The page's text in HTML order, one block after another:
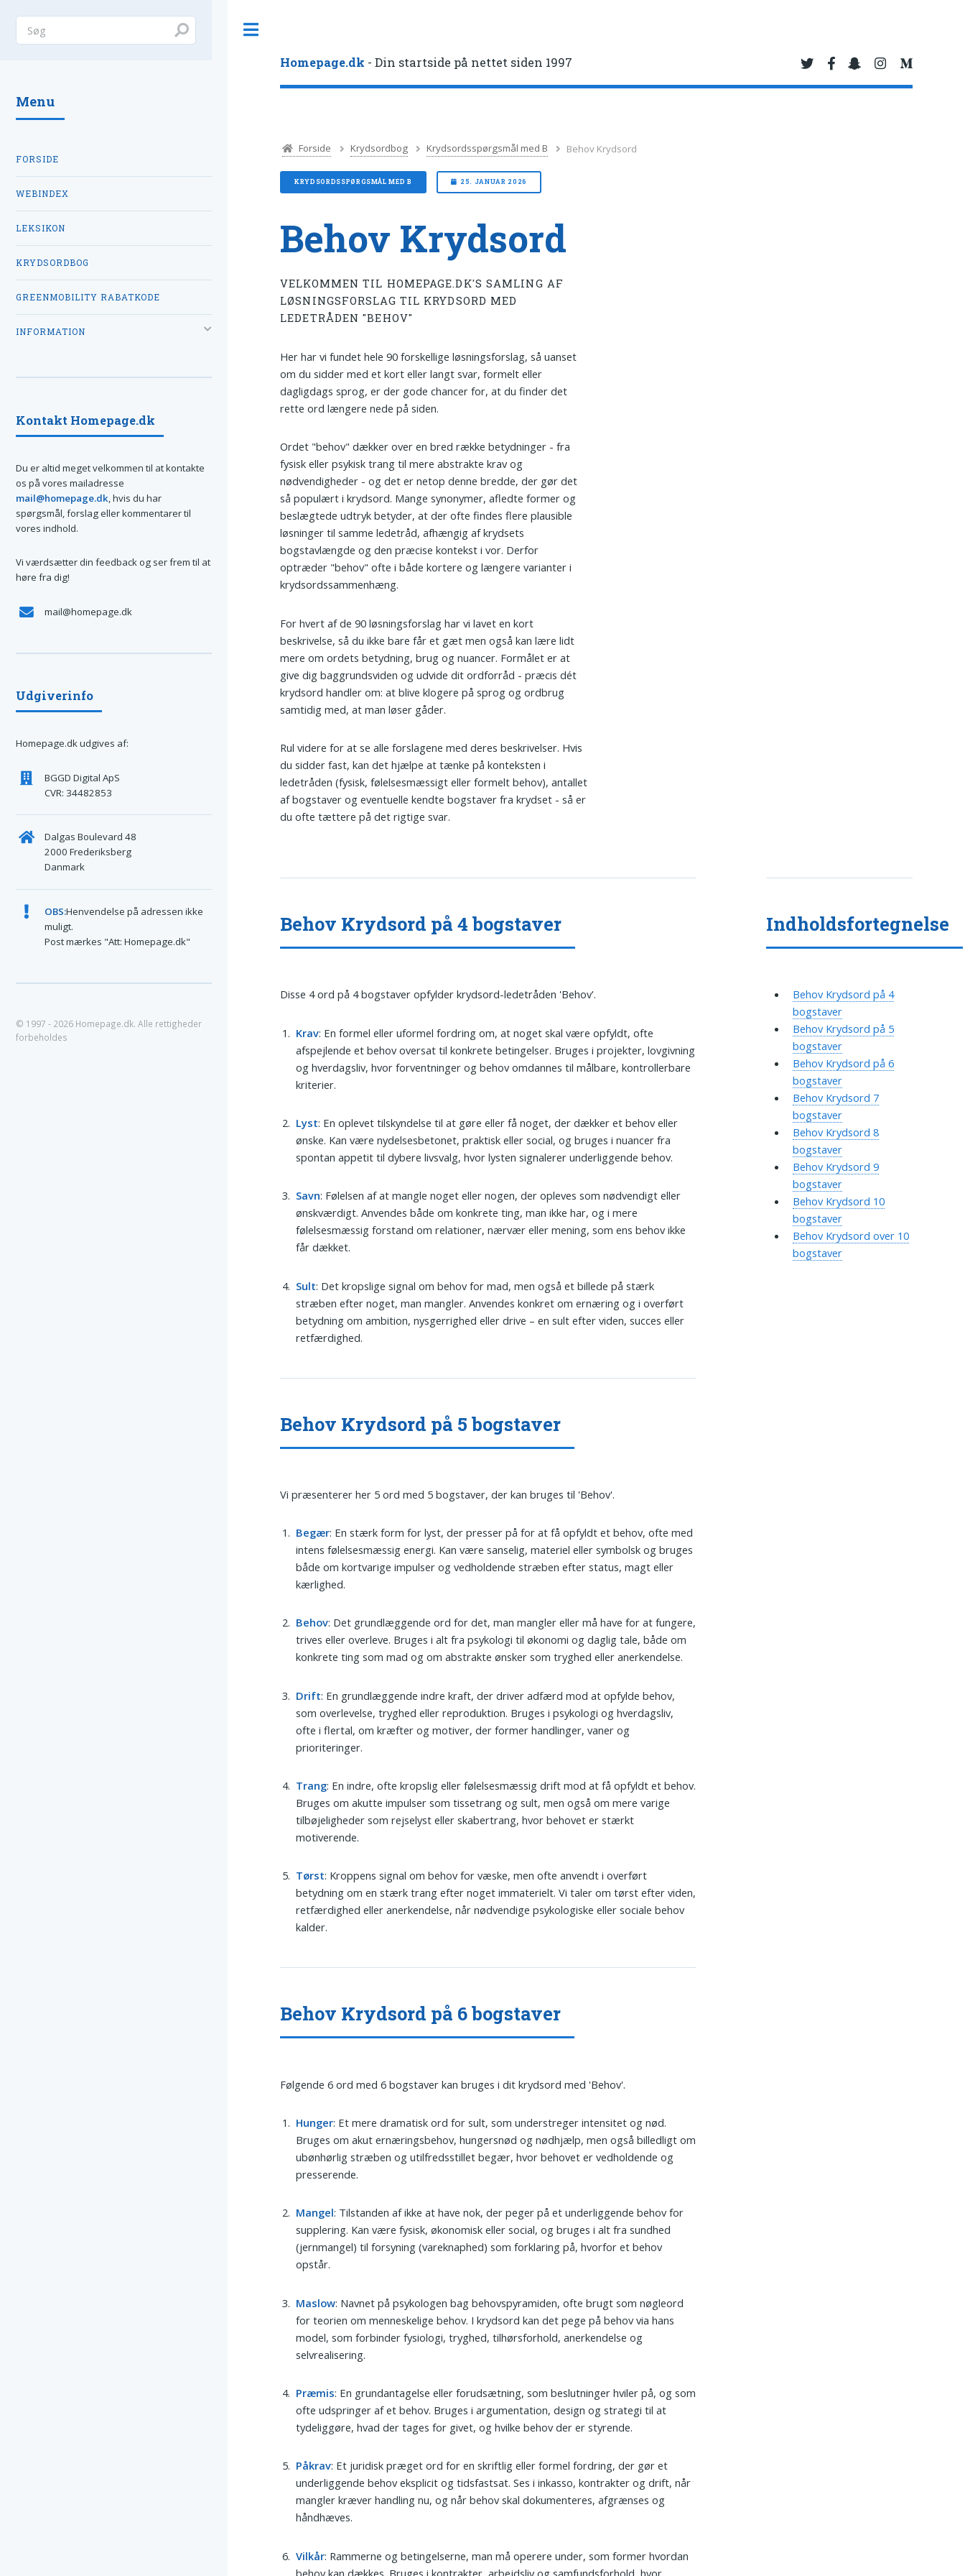
Homepage.dk - Din startside på nettet siden 1997
Forside Krydsordbog Krydsordsspørgsmål med B Behov Krydsord
KRYDSORDSSPØRGSMÅL MED B 25. JANUAR 2026
Behov Krydsord
VELKOMMEN TIL HOMEPAGE.DK'S SAMLING AF
LØSNINGSFORSLAG TIL KRYDSORD MED
LEDETRÅDEN "BEHOV"
Her har vi fundet hele 90 forskellige løsningsforslag, så uanset
om du sidder med et kort eller langt svar, formelt eller
dagligdags sprog, er der gode chancer for, at du finder det
rette ord længere nede på siden.
Ordet "behov" dækker over en bred række betydninger - fra
fysisk eller psykisk trang til mere abstrakte krav og
nødvendigheder - og det er netop denne bredde, der gør det
så populært i krydsord. Mange synonymer, afledte former og
beslægtede udtryk betyder, at der ofte findes flere plausible
løsninger til samme ledetråd, afhængig af krydsets
bogstavlængde og den præcise kontekst i vor. Derfor
optræder "behov" ofte i både kortere og længere varianter i
krydsordssammenhæng.
For hvert af de 90 løsningsforslag har vi lavet en kort
beskrivelse, så du ikke bare får et gæt men også kan lære lidt
mere om ordets betydning, brug og nuancer. Formålet er at
give dig baggrundsviden og udvide dit ordforråd - præcis dét
krydsord handler om: at blive klogere på sprog og ordbrug
samtidig med, at man løser gåder.
Rul videre for at se alle forslagene med deres beskrivelser. Hvis
du sidder fast, kan det hjælpe at tænke på konteksten i
ledetråden (fysisk, følelsesmæssigt eller formelt behov), antallet
af bogstaver og eventuelle kendte bogstaver fra krydset - så er
du ofte tættere på det rigtige svar.
Behov Krydsord på 4 bogstaver
Disse 4 ord på 4 bogstaver opfylder krydsord-ledetråden 'Behov'.
Krav: En formel eller uformel fordring om, at noget skal være opfyldt, ofte
afspejlende et behov oversat til konkrete betingelser. Bruges i projekter, lovgivning
og hverdagsliv, hvor forventninger og behov omdannes til målbare, kontrollerbare
kriterier.
Lyst: En oplevet tilskyndelse til at gøre eller få noget, der dækker et behov eller
ønske. Kan være nydelsesbetonet, praktisk eller social, og bruges i nuancer fra
spontan appetit til dybere livsvalg, hvor lysten signalerer underliggende behov.
Savn: Følelsen af at mangle noget eller nogen, der opleves som nødvendigt eller
ønskværdigt. Anvendes både om konkrete ting, man ikke har, og i mere
følelsesmæssig forstand om relationer, nærvær eller mening, som ens behov ikke
får dækket.
Sult: Det kropslige signal om behov for mad, men også et billede på stærk
stræben efter noget, man mangler. Anvendes konkret om ernæring og i overført
betydning om ambition, nysgerrighed eller drive – en sult efter viden, succes eller
retfærdighed.
Behov Krydsord på 5 bogstaver
Vi præsenterer her 5 ord med 5 bogstaver, der kan bruges til 'Behov'.
Begær: En stærk form for lyst, der presser på for at få opfyldt et behov, ofte med
intens følelsesmæssig energi. Kan være sanselig, materiel eller symbolsk og bruges
både om kortvarige impulser og vedholdende stræben efter status, magt eller
kærlighed.
Behov: Det grundlæggende ord for det, man mangler eller må have for at fungere,
trives eller overleve. Bruges i alt fra psykologi til økonomi og daglig tale, både om
konkrete ting som mad og om abstrakte ønsker som tryghed eller anerkendelse.
Drift: En grundlæggende indre kraft, der driver adfærd mod at opfylde behov,
som overlevelse, tryghed eller reproduktion. Bruges i psykologi og hverdagsliv,
ofte i flertal, om kræfter og motiver, der former handlinger, vaner og
prioriteringer.
Trang: En indre, ofte kropslig eller følelsesmæssig drift mod at få opfyldt et behov.
Bruges om akutte impulser som tissetrang og sult, men også om mere varige
tilbøjeligheder som rejselyst eller skabertrang, hvor behovet er stærkt
motiverende.
Tørst: Kroppens signal om behov for væske, men ofte anvendt i overført
betydning om en stærk trang efter noget immaterielt. Vi taler om tørst efter viden,
retfærdighed eller anerkendelse, når nødvendige psykologiske eller sociale behov
kalder.
Behov Krydsord på 6 bogstaver
Følgende 6 ord med 6 bogstaver kan bruges i dit krydsord med 'Behov'.
Hunger: Et mere dramatisk ord for sult, som understreger intensitet og nød.
Bruges om akut ernæringsbehov, hungersnød og nødhjælp, men også billedligt om
ubønhørlig stræben og utilfredsstillet begær, hvor behovet er vedholdende og
presserende.
Mangel: Tilstanden af ikke at have nok, der peger på et underliggende behov for
supplering. Kan være fysisk, økonomisk eller social, og bruges i alt fra sundhed
(jernmangel) til forsyning (vareknaphed) som forklaring på, hvorfor et behov
opstår.
Maslow: Navnet på psykologen bag behovspyramiden, ofte brugt som nøgleord
for teorien om menneskelige behov. I krydsord kan det pege på behov via hans
model, som forbinder fysiologi, tryghed, tilhørsforhold, anerkendelse og
selvrealisering.
Præmis: En grundantagelse eller forudsætning, som beslutninger hviler på, og som
ofte udspringer af et behov. Bruges i argumentation, design og strategi til at
tydeliggøre, hvad der tages for givet, og hvilke behov der er styrende.
Påkrav: Et juridisk præget ord for en skriftlig eller formel fordring, der gør et
underliggende behov eksplicit og tidsfastsat. Ses i inkasso, kontrakter og drift, når
mangler kræver handling nu, og når behov skal dokumenteres, afgrænses og
håndhæves.
Vilkår: Rammerne og betingelserne, man må operere under, som former hvordan
behov kan dækkes. Bruges i kontrakter, arbejdsliv og samfundsforhold, hvor
Indholdsfortegnelse
Behov Krydsord på 4
bogstaver
Behov Krydsord på 5
bogstaver
Behov Krydsord på 6
bogstaver
Behov Krydsord 7
bogstaver
Behov Krydsord 8
bogstaver
Behov Krydsord 9
bogstaver
Behov Krydsord 10
bogstaver
Behov Krydsord over 10
bogstaver
Menu
FORSIDE
WEBINDEX
LEKSIKON
KRYDSORDBOG
GREENMOBILITY RABATKODE
INFORMATION
Kontakt Homepage.dk
Du er altid meget velkommen til at kontakte
os på vores mailadresse
mail@homepage.dk, hvis du har
spørgsmål, forslag eller kommentarer til
vores indhold.
Vi værdsætter din feedback og ser frem til at
høre fra dig!
mail@homepage.dk
Udgiverinfo
Homepage.dk udgives af:
BGGD Digital ApS
CVR: 34482853
Dalgas Boulevard 48
2000 Frederiksberg
Danmark
OBS:Henvendelse på adressen ikke
muligt.
Post mærkes "Att: Homepage.dk"
© 1997 - 2026 Homepage.dk. Alle rettigheder
forbeholdes